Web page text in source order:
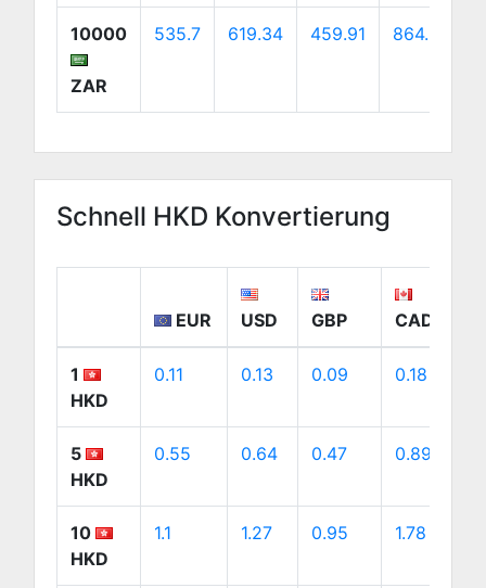
10000
ZAR
535.7 619.34 459.91 864.25
Schnell HKD Konvertierung
EUR USD GBP CAD
1
HKD
0.11 0.13 0.09 0.18
5
HKD
0.55 0.64 0.47 0.89
10
HKD
1.1 1.27 0.95 1.78